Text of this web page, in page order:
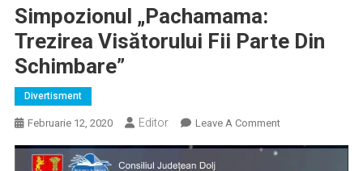
Simpozionul „Pachamama:
Trezirea Visătorului Fii Parte Din
Schimbare”
Divertisment
Februarie 12, 2020 Editor Leave A CommentOn